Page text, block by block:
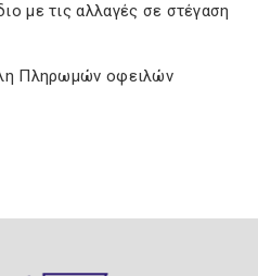
με τις αλλαγές σε στέγαση
Πληρωμών οφειλών